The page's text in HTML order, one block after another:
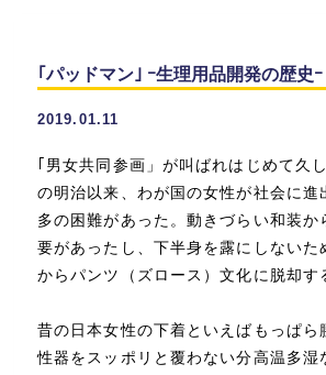
｢パッドマン｣ ｰ生理用品開発の歴史ｰ
2019.01.11
｢男女共同参画」が叫ばれはじめて久
の明治以来、わが国の女性が社会に進
多の困難があった。動きづらい和装か
要があったし、下半身を露にしないた
からパンツ（ズロース）文化に脱却す
昔の日本女性の下着といえばもっぱら
性器をスッポリと覆わない分高温多湿